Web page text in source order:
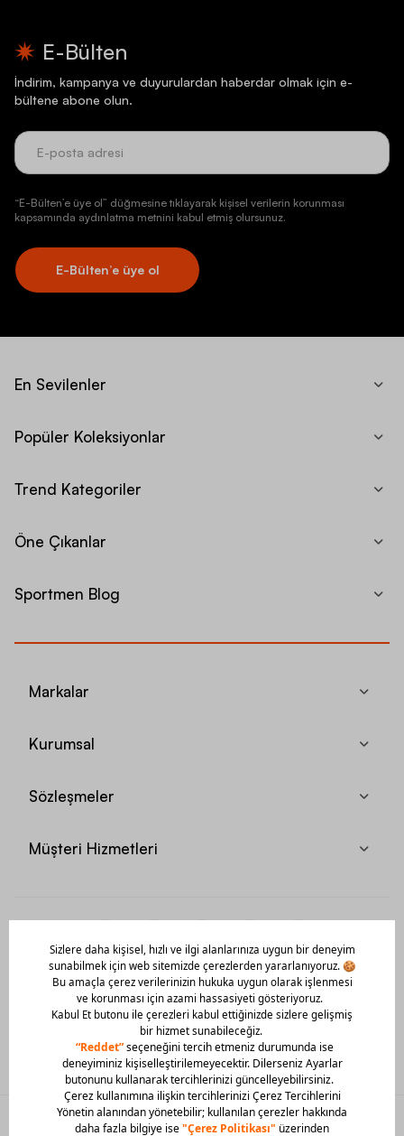
E-Bülten
İndirim, kampanya ve duyurulardan haberdar olmak için e-
bültene abone olun.
“E-Bülten’e üye ol” düğmesine tıklayarak kişisel verilerin korunması
kapsamında aydınlatma metnini kabul etmiş olursunuz.
E-Bülten’e üye ol
En Sevilenler
Popüler Koleksiyonlar
Trend Kategoriler
Öne Çıkanlar
Sportmen Blog
Markalar
Kurumsal
Sözleşmeler
Müşteri Hizmetleri
Mobil Uygulamamızı Hemen İndir!